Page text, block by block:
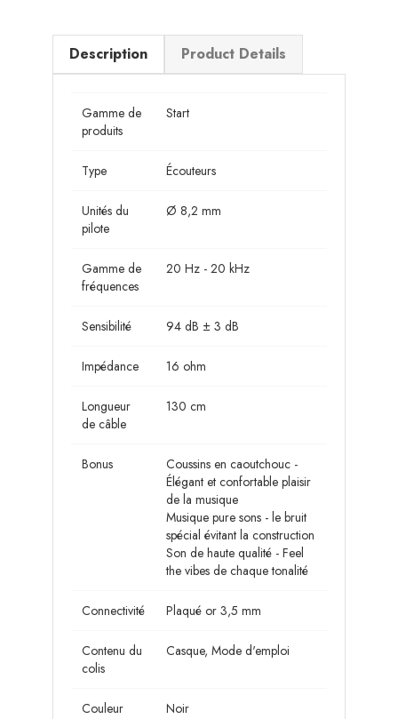
Description Product Details
Gamme de
produits
Start
Type Écouteurs
Unités du
pilote
Ø 8,2 mm
Gamme de
fréquences
20 Hz - 20 kHz
Sensibilité 94 dB ± 3 dB
Impédance 16 ohm
Longueur
de câble
130 cm
Bonus
Coussins en caoutchouc -
Élégant et confortable plaisir
de la musique
Musique pure sons - le bruit
spécial évitant la construction
Son de haute qualité - Feel
the vibes de chaque tonalité
Connectivité Plaqué or 3,5 mm
Contenu du
colis
Casque, Mode d'emploi
Couleur Noir